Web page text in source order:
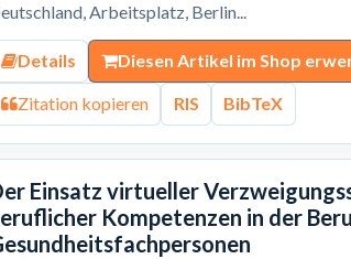
Arbeitsplatz, Berlin...
Details Diesen Artikel im Shop
Zitation kopieren RIS BibTeX
Einsatz virtueller
Kompetenzen in der